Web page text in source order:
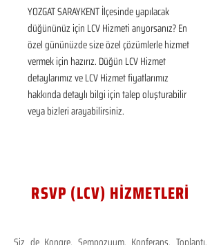
YOZGAT SARAYKENT İlçesinde yapılacak
düğününüz için LCV Hizmeti arıyorsanız? En
özel gününüzde size özel çözümlerle hizmet
vermek için hazırız. Düğün LCV Hizmet
detaylarımız ve LCV Hizmet fiyatlarımız
hakkında detaylı bilgi için talep oluşturabilir
veya bizleri arayabilirsiniz.
RSVP (LCV) HİZMETLERİ